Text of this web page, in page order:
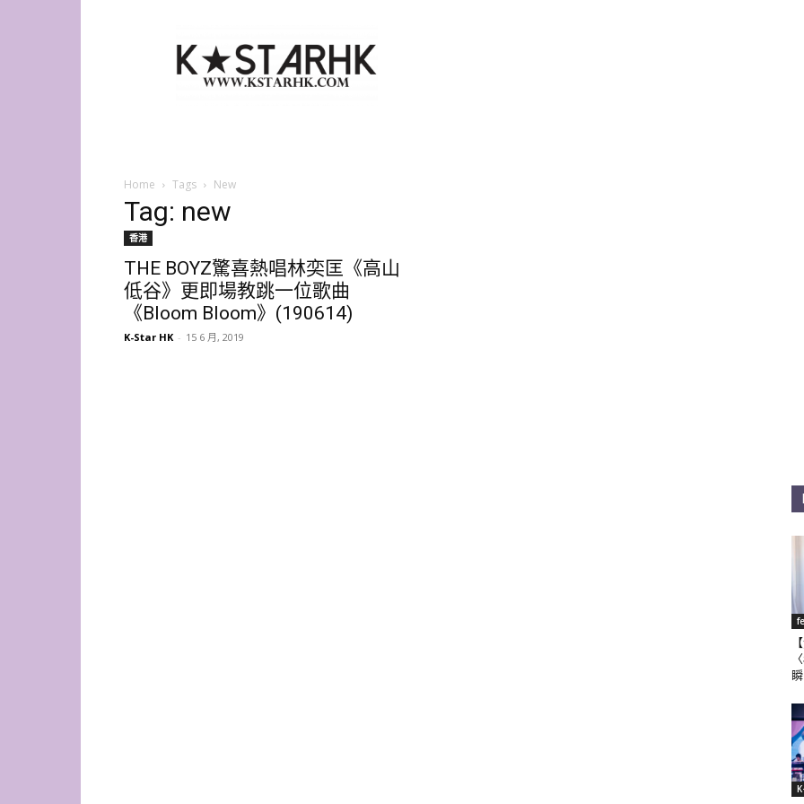
Star
HK
Home Tags New
Tag: new
香港
THE BOYZ驚喜熱唱林奕匡《高山
低谷》更即場教跳一位歌曲
《Bloom Bloom》(190614)
K-Star HK - 15 6 月, 2019